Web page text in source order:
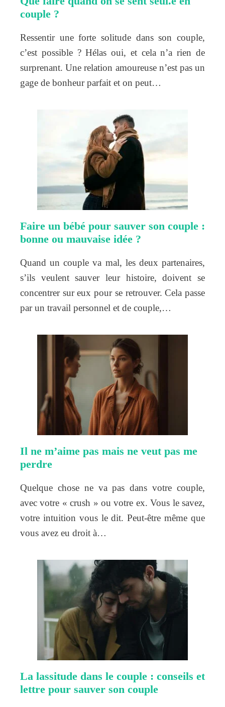
couple ?
Ressentir une forte solitude dans son couple,
c’est possible ? Hélas oui, et cela n’a rien de
surprenant. Une relation amoureuse n’est pas un
gage de bonheur parfait et on peut…
Faire un bébé pour sauver son couple :
bonne ou mauvaise idée ?
Quand un couple va mal, les deux partenaires,
s’ils veulent sauver leur histoire, doivent se
concentrer sur eux pour se retrouver. Cela passe
par un travail personnel et de couple,…
Il ne m’aime pas mais ne veut pas me
perdre
Quelque chose ne va pas dans votre couple,
avec votre « crush » ou votre ex. Vous le savez,
votre intuition vous le dit. Peut-être même que
vous avez eu droit à…
La lassitude dans le couple : conseils et
lettre pour sauver son couple